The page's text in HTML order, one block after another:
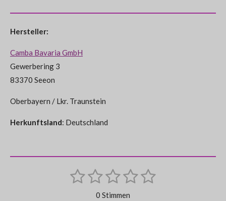
Hersteller:
Camba Bavaria GmbH
Gewerbering 3
83370 Seeon
Oberbayern / Lkr. Traunstein
Herkunftsland: Deutschland
1 2 3
S
4
S
5
0 Stimmen